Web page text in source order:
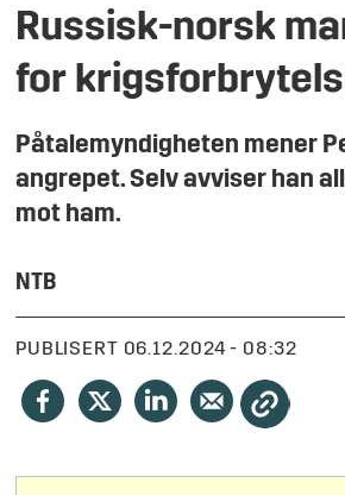
Russisk-norsk
for
Påtalemyndigheten mener
angrepet. Selv avviser han
mot ham.
NTB
PUBLISERT 06.12.2024 - 08:32